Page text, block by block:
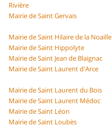
Rivière
Mairie de Saint Gervais
Mairie de Saint Hilaire de la Noaille
Mairie de Saint Hippolyte
Mairie de Saint Jean de Blaignac
Mairie de Saint Laurent d'Arce
Mairie de Saint Laurent du Bois
Mairie de Saint Laurent Médoc
Mairie de Saint Léon
Mairie de Saint Loubès